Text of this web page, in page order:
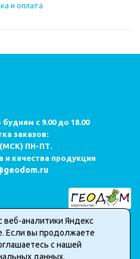
и оплата
будням с 9.00 до 18.00
заказов:
(МСК) ПН-ПТ.
и качества продукции
в интернет-магазине
данных
веб-аналитики Яндекс
Если вы продолжаете
с нашей
данных.